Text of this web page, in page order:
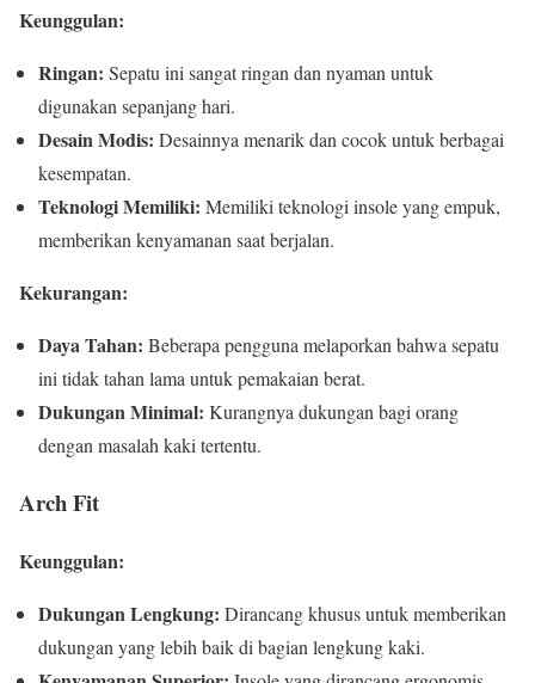
Keunggulan:
Ringan: Sepatu ini sangat ringan dan nyaman untuk
digunakan sepanjang hari.
Desain Modis: Desainnya menarik dan cocok untuk berbagai
kesempatan.
Teknologi Memiliki: Memiliki teknologi insole yang empuk,
memberikan kenyamanan saat berjalan.
Kekurangan:
Daya Tahan: Beberapa pengguna melaporkan bahwa sepatu
ini tidak tahan lama untuk pemakaian berat.
Dukungan Minimal: Kurangnya dukungan bagi orang
dengan masalah kaki tertentu.
Arch Fit
Keunggulan:
Dukungan Lengkung: Dirancang khusus untuk memberikan
dukungan yang lebih baik di bagian lengkung kaki.